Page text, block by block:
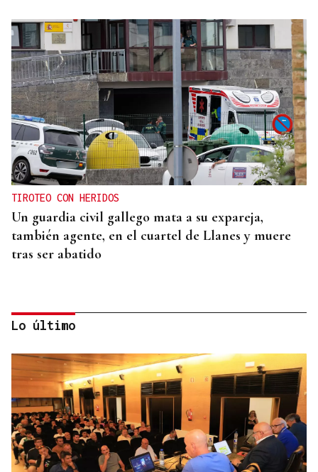
TIROTEO CON HERIDOS
Un guardia civil gallego mata a su expareja,
también agente, en el cuartel de Llanes y muere
tras ser abatido
"LA LEY TIENE QUE CUMPLIRSE"
Lo último